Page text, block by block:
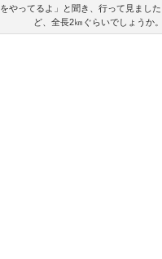
やってるよ」と聞き、行って見まし
ど、全長2㎞ぐらいでしょうか